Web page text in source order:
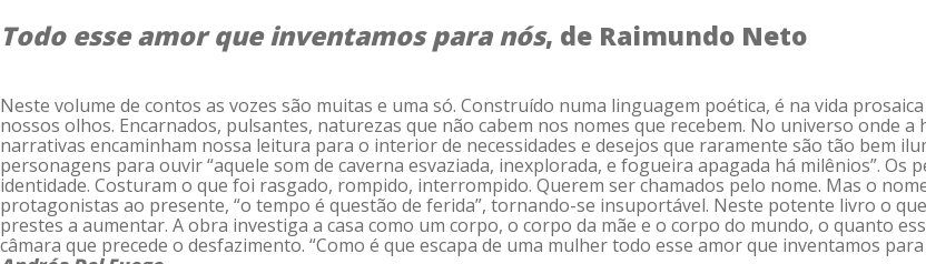
Todo esse amor que inventamos para nós, de Raimundo Neto
Neste volume de contos as vozes são muitas e uma só. Construído numa linguagem poética, é na vida
nossos olhos. Encarnados, pulsantes, naturezas que não cabem nos nomes que recebem. No universo onde a
narrativas encaminham nossa leitura para o interior de necessidades e desejos que raramente são tão bem
personagens para ouvir “aquele som de caverna esvaziada, inexplorada, e fogueira apagada há milênios”.
identidade. Costuram o que foi rasgado, rompido, interrompido. Querem ser chamados pelo nome. Mas o
protagonistas ao presente, “o tempo é questão de ferida”, tornando-se insuportável. Neste potente livro o
prestes a aumentar. A obra investiga a casa como um corpo, o corpo da mãe e o corpo do mundo, o quanto
câmara que precede o desfazimento. “Como é que escapa de uma mulher todo esse amor que inventamos para